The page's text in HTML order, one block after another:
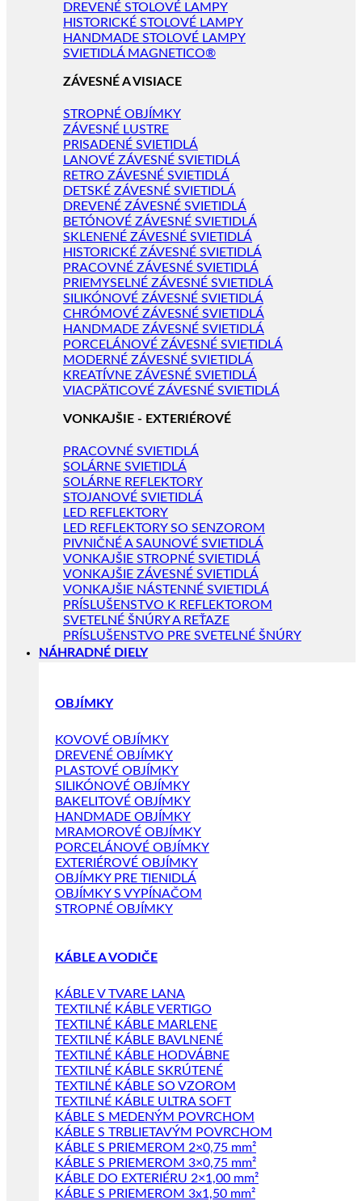
DREVENÉ STOLOVÉ LAMPY
HISTORICKÉ STOLOVÉ LAMPY
HANDMADE STOLOVÉ LAMPY
SVIETIDLÁ MAGNETICO®
ZÁVESNÉ A VISIACE
STROPNÉ OBJÍMKY
ZÁVESNÉ LUSTRE
PRISADENÉ SVIETIDLÁ
LANOVÉ ZÁVESNÉ SVIETIDLÁ
RETRO ZÁVESNÉ SVIETIDLÁ
DETSKÉ ZÁVESNÉ SVIETIDLÁ
DREVENÉ ZÁVESNÉ SVIETIDLÁ
BETÓNOVÉ ZÁVESNÉ SVIETIDLÁ
SKLENENÉ ZÁVESNÉ SVIETIDLÁ
HISTORICKÉ ZÁVESNÉ SVIETIDLÁ
PRACOVNÉ ZÁVESNÉ SVIETIDLÁ
PRIEMYSELNÉ ZÁVESNÉ SVIETIDLÁ
SILIKÓNOVÉ ZÁVESNÉ SVIETIDLÁ
CHRÓMOVÉ ZÁVESNÉ SVIETIDLÁ
HANDMADE ZÁVESNÉ SVIETIDLÁ
PORCELÁNOVÉ ZÁVESNÉ SVIETIDLÁ
MODERNÉ ZÁVESNÉ SVIETIDLÁ
KREATÍVNE ZÁVESNÉ SVIETIDLÁ
VIACPÄTICOVÉ ZÁVESNÉ SVIETIDLÁ
VONKAJŠIE - EXTERIÉROVÉ
PRACOVNÉ SVIETIDLÁ
SOLÁRNE SVIETIDLÁ
SOLÁRNE REFLEKTORY
STOJANOVÉ SVIETIDLÁ
LED REFLEKTORY
LED REFLEKTORY SO SENZOROM
PIVNIČNÉ A SAUNOVÉ SVIETIDLÁ
VONKAJŠIE STROPNÉ SVIETIDLÁ
VONKAJŠIE ZÁVESNÉ SVIETIDLÁ
VONKAJŠIE NÁSTENNÉ SVIETIDLÁ
PRÍSLUŠENSTVO K REFLEKTOROM
SVETELNÉ ŠNÚRY A REŤAZE
PRÍSLUŠENSTVO PRE SVETELNÉ ŠNÚRY
NÁHRADNÉ DIELY
OBJÍMKY
KOVOVÉ OBJÍMKY
DREVENÉ OBJÍMKY
PLASTOVÉ OBJÍMKY
SILIKÓNOVÉ OBJÍMKY
BAKELITOVÉ OBJÍMKY
HANDMADE OBJÍMKY
MRAMOROVÉ OBJÍMKY
PORCELÁNOVÉ OBJÍMKY
EXTERIÉROVÉ OBJÍMKY
OBJÍMKY PRE TIENIDLÁ
OBJÍMKY S VYPÍNAČOM
STROPNÉ OBJÍMKY
KÁBLE A VODIČE
KÁBLE V TVARE LANA
TEXTILNÉ KÁBLE VERTIGO
TEXTILNÉ KÁBLE MARLENE
TEXTILNÉ KÁBLE BAVLNENÉ
TEXTILNÉ KÁBLE HODVÁBNE
TEXTILNÉ KÁBLE SKRÚTENÉ
TEXTILNÉ KÁBLE SO VZOROM
TEXTILNÉ KÁBLE ULTRA SOFT
KÁBLE S MEDENÝM POVRCHOM
KÁBLE S TRBLIETAVÝM POVRCHOM
KÁBLE S PRIEMEROM 2×0,75 mm²
KÁBLE S PRIEMEROM 3×0,75 mm²
KÁBLE DO EXTERIÉRU 2×1,00 mm²
KÁBLE S PRIEMEROM 3x1,50 mm²